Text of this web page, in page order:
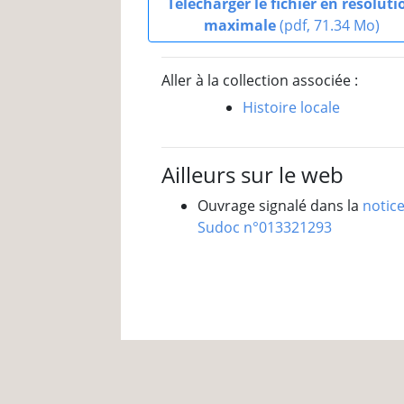
maximale(pdf, 71.34 Mo)
Aller à la collection associée :
Histoire locale
Ailleurs sur le web
Ouvrage signalé dans la
Sudoc n°013321293